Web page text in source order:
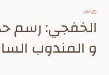
١٣٧٥
الخفجي: رسم
و المندوب